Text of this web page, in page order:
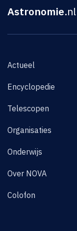
Astronomie.nl
Actueel
Encyclopedie
Telescopen
Organisaties
Onderwijs
Over NOVA
Colofon